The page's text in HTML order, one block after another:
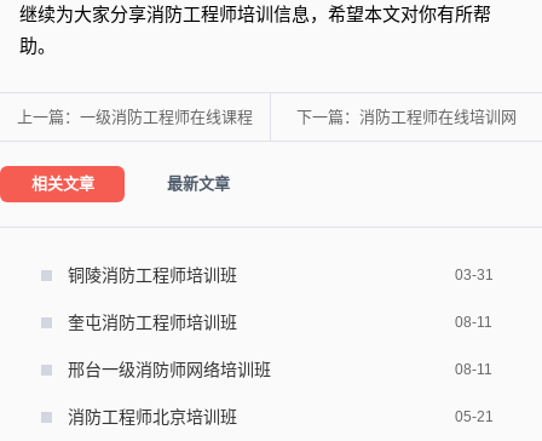
继续为大家分享消防工程师培训信息，希望本文对你有所帮
助。
上一篇： 一级消防工程师在线课程 下一篇： 消防工程师在线培训网
相关文章 最新文章
铜陵消防工程师培训班 03-31
奎屯消防工程师培训班 08-11
邢台一级消防师网络培训班 08-11
消防工程师北京培训班 05-21